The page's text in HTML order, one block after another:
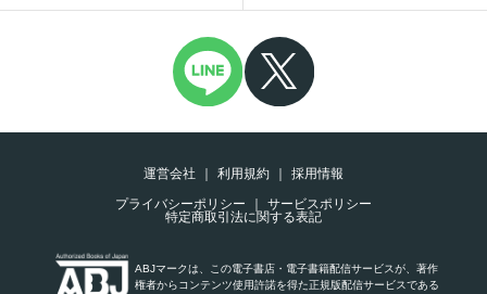
運営会社 利用規約
採用情報
プライバシーポリシー
サービスポリシー
特定商取引法に関する表記
ABJマークは、この電子書店・電子書籍配信サービスが、著作
権者からコンテンツ使用許諾を得た正規版配信サービスである